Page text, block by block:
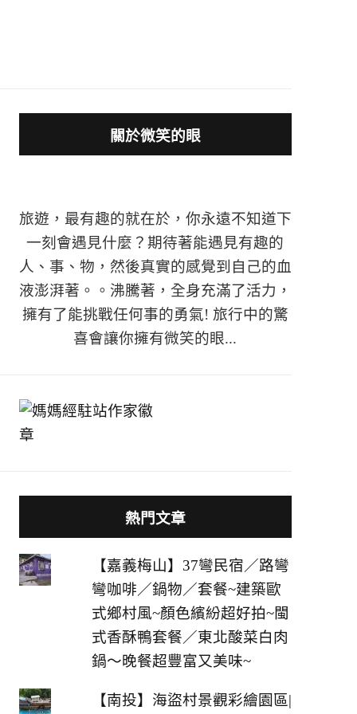
關於微笑的眼
旅遊，最有趣的就在於，你永遠不知道下
一刻會遇見什麼？期待著能遇見有趣的
人、事、物，然後真實的感覺到自己的血
液澎湃著。。沸騰著，全身充滿了活力，
擁有了能挑戰任何事的勇氣! 旅行中的驚
喜會讓你擁有微笑的眼...
熱門文章
【嘉義梅山】37彎民宿／路彎
彎咖啡／鍋物／套餐~建築歐
式鄉村風~顏色繽紛超好拍~閩
式香酥鴨套餐／東北酸菜白肉
鍋～晚餐超豐富又美味~
【南投】海盜村景觀彩繪園區|